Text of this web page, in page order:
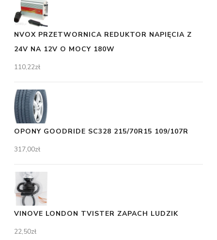
NVOX PRZETWORNICA REDUKTOR NAPIĘCIA Z
24V NA 12V O MOCY 180W
110,22zł
OPONY GOODRIDE SC328 215/70R15 109/107R
317,00zł
VINOVE LONDON TVISTER ZAPACH LUDZIK
22,50zł